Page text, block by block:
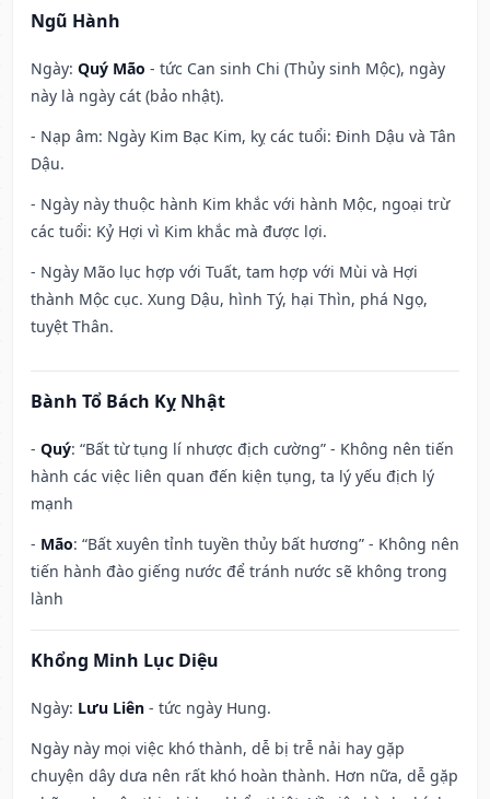
Ngũ Hành
Ngày: Quý Mão - tức Can sinh Chi (Thủy sinh Mộc), ngày
này là ngày cát (bảo nhật).
- Nạp âm: Ngày Kim Bạc Kim, kỵ các tuổi: Đinh Dậu và Tân
Dậu.
- Ngày này thuộc hành Kim khắc với hành Mộc, ngoại trừ
các tuổi: Kỷ Hợi vì Kim khắc mà được lợi.
- Ngày Mão lục hợp với Tuất, tam hợp với Mùi và Hợi
thành Mộc cục. Xung Dậu, hình Tý, hại Thìn, phá Ngọ,
tuyệt Thân.
Bành Tổ Bách Kỵ Nhật
- Quý: “Bất từ tụng lí nhược địch cường” - Không nên tiến
hành các việc liên quan đến kiện tụng, ta lý yếu địch lý
mạnh
- Mão: “Bất xuyên tỉnh tuyền thủy bất hương” - Không nên
tiến hành đào giếng nước để tránh nước sẽ không trong
lành
Khổng Minh Lục Diệu
Ngày: Lưu Liên - tức ngày Hung.
Ngày này mọi việc khó thành, dễ bị trễ nải hay gặp
chuyện dây dưa nên rất khó hoàn thành. Hơn nữa, dễ gặp